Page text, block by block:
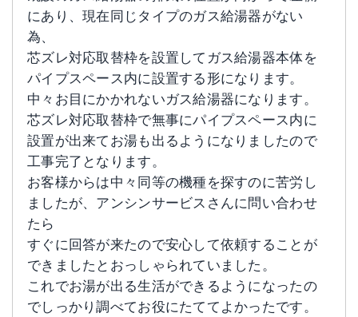
にあり、現在同じタイプのガス給湯器がない
為、
芯ズレ対応取替枠を設置してガス給湯器本体を
パイプスペース内に設置する形になります。
中々お目にかかれないガス給湯器になります。
芯ズレ対応取替枠で無事にパイプスペース内に
設置が出来てお湯も出るようになりましたので
工事完了となります。
お客様からは中々同等の機種を探すのに苦労し
ましたが、アンシンサービスさんに問い合わせ
たら
すぐに回答が来たので安心して依頼することが
できましたとおっしゃられていました。
これでお湯が出る生活ができるようになったの
でしっかり調べてお役にたててよかったです。